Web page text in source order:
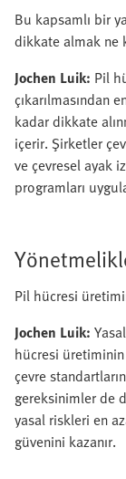
Bu kapsamlı bir
dikkate almak ne
Jochen Luik: Pil
çıkarılmasından
kadar dikkate
içerir. Şirketler
ve çevresel ayak
programları
Pil hücresi
Jochen Luik:
hücresi
çevre
gereksinimler de
yasal riskleri en
güvenini kazanır.